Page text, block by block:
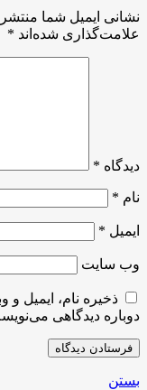
نشانی ایمیل شما
علامت‌گذاری شده‌اند *
دیدگاه *
نام *
ایمیل *
وب‌ سایت
ذخیره نام، ایمیل
دوباره دیدگاهی
بستن